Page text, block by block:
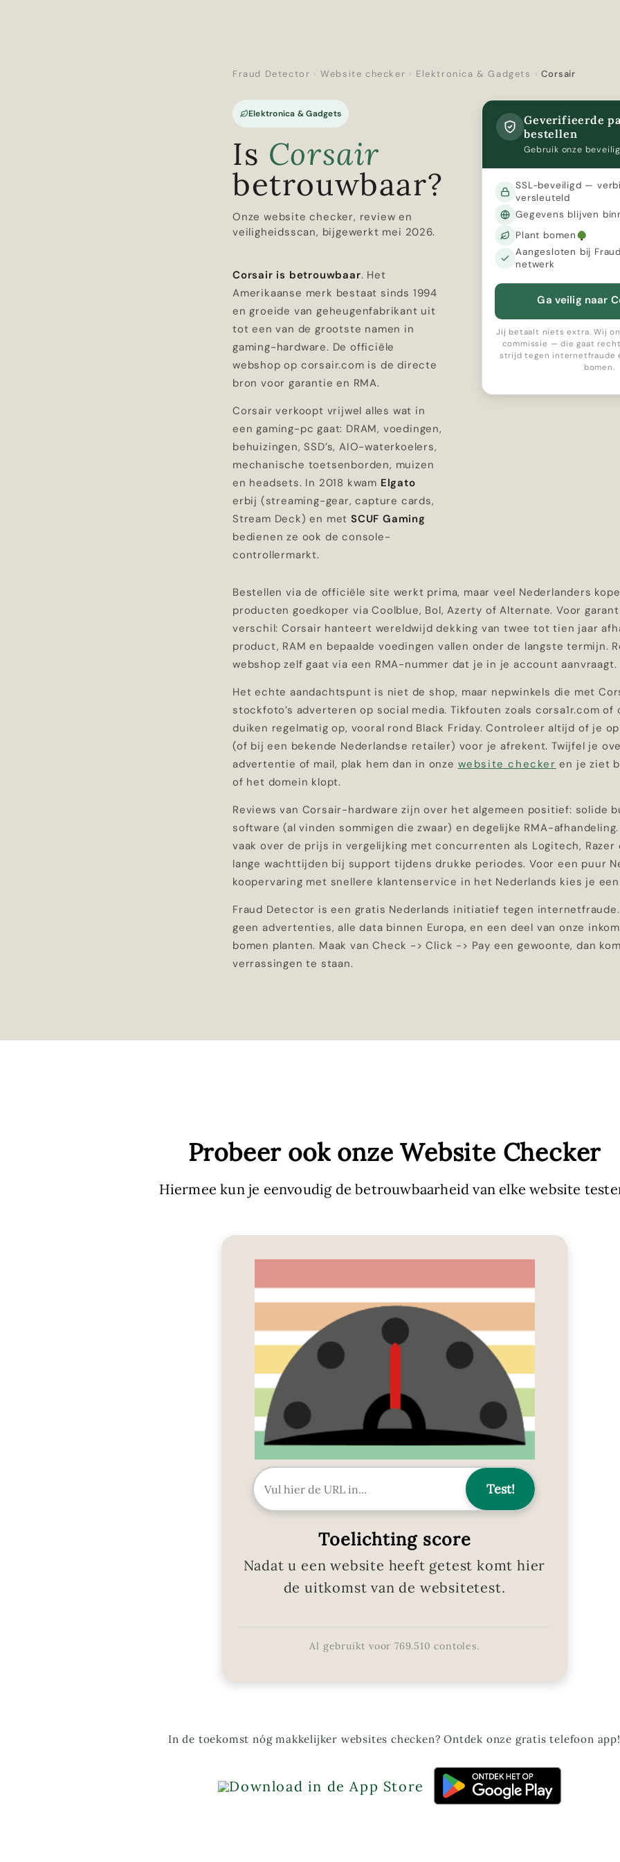
Fraud Detector › Website checker › Elektronica & Gadgets › Corsair
Elektronica & Gadgets
Is Corsair
betrouwbaar?
Onze website checker, review en
veiligheidsscan, bijgewerkt mei 2026.
Geverifieerde
bestellen
Gebruik onze
SSL-beveiligd —
versleuteld
Gegevens blijven
Plant bomen
Aangesloten bij
netwerk
Ga veilig naar
Jij betaalt niets extra. Wij
commissie — die gaat
strijd tegen internetfraude
bomen.
Corsair is betrouwbaar. Het
Amerikaanse merk bestaat sinds 1994
en groeide van geheugenfabrikant uit
tot een van de grootste namen in
gaming-hardware. De officiële
webshop op corsair.com is de directe
bron voor garantie en RMA.
Corsair verkoopt vrijwel alles wat in
een gaming-pc gaat: DRAM, voedingen,
behuizingen, SSD’s, AIO-waterkoelers,
mechanische toetsenborden, muizen
en headsets. In 2018 kwam Elgato
erbij (streaming-gear, capture cards,
Stream Deck) en metSCUF Gaming
bedienen ze ook de console-
controllermarkt.
Bestellen via de officiële site werkt prima, maar veel Nederlanders
producten goedkoper via Coolblue, Bol, Azerty of Alternate. Voor
verschil: Corsair hanteert wereldwijd dekking van twee tot tien jaar
product, RAM en bepaalde voedingen vallen onder de langste termijn.
webshop zelf gaat via een RMA-nummer dat je in je account aanvraagt.
Het echte aandachtspunt is niet de shop, maar nepwinkels die met
stockfoto’s adverteren op social media. Tikfouten zoals corsa1r.com
duiken regelmatig op, vooral rond Black Friday. Controleer altijd of je
(of bij een bekende Nederlandse retailer) voor je afrekent. Twijfel je
advertentie of mail, plak hem dan in onze website checker en je ziet
of het domein klopt.
Reviews van Corsair-hardware zijn over het algemeen positief: solide
software (al vinden sommigen die zwaar) en degelijke RMA-
vaak over de prijs in vergelijking met concurrenten als Logitech, Razer
lange wachttijden bij support tijdens drukke periodes. Voor een puur
koopervaring met snellere klantenservice in het Nederlands kies je
Fraud Detector is een gratis Nederlands initiatief tegen
geen advertenties, alle data binnen Europa, en een deel van onze
bomen planten. Maak van Check -> Click -> Pay een gewoonte, dan
verrassingen te staan.
Probeer ook onze Website Checker
Hiermee kun je eenvoudig de betrouwbaarheid van elke website
Toelichting score
Nadat u een website heeft getest komt hier
de uitkomst van de websitetest.
Al gebruikt voor 769.510 contoles.
In de toekomst nóg makkelijker websites checken? Ontdek onze gratis telefoon app!